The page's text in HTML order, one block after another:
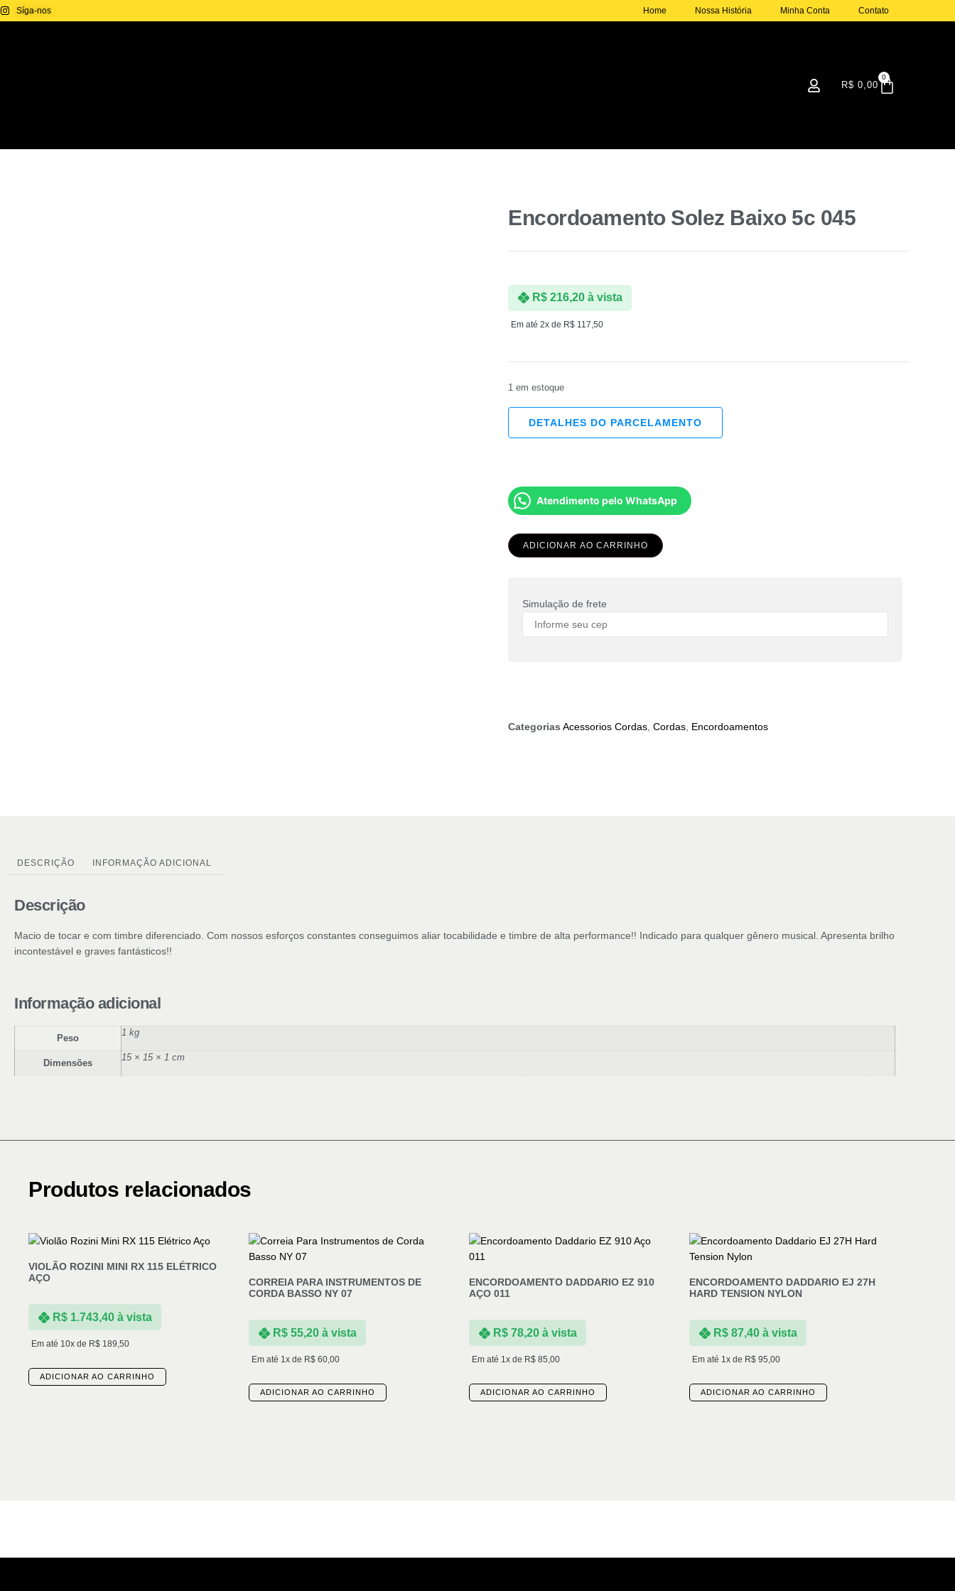
Síga-nos Home Nossa História Minha Conta Contato
R$ 0,00
0
Encordoamento Solez Baixo 5c 045
Em até 2x de R$ 117,50
R$216,20 à vista
1 em estoque
DETALHES DO PARCELAMENTO
Atendimento pelo WhatsApp
ADICIONAR AO CARRINHO
Simulação de frete
Categorias Acessorios Cordas Cordas Encordoamentos
DESCRIÇÃO INFORMAÇÃO ADICIONAL
Descrição
Macio de tocar e com timbre diferenciado. Com nossos esforços constantes conseguimos aliar tocabilidade e timbre de alta performance!! Indicado para qualquer gênero musical. Apresenta brilho
incontestável e graves fantásticos!!
Informação adicional
Peso
1 kg
Dimensões
15 × 15 × 1 cm
Produtos relacionados
VIOLÃO ROZINI MINI RX 115 ELÉTRICO
AÇO
Em até 10x de R$ 189,50
R$1.743,40 à vista
ADICIONAR AO CARRINHO
CORREIA PARA INSTRUMENTOS DE
CORDA BASSO NY 07
Em até 1x de R$ 60,00
R$55,20 à vista
ADICIONAR AO CARRINHO
ENCORDOAMENTO DADDARIO EZ 910
AÇO 011
Em até 1x de R$ 85,00
R$78,20 à vista
ADICIONAR AO CARRINHO
ENCORDOAMENTO DADDARIO EJ 27H
HARD TENSION NYLON
Em até 1x de R$ 95,00
R$87,40 à vista
ADICIONAR AO CARRINHO